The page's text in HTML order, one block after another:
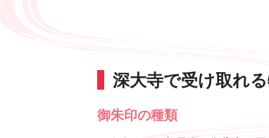
深大寺で受け取れ
御朱印の種類